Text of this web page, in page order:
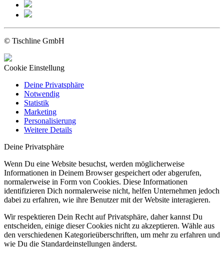
© Tischline GmbH
Cookie Einstellung
Deine Privatsphäre
Notwendig
Statistik
Marketing
Personalisierung
Weitere Details
Deine Privatsphäre
Wenn Du eine Website besuchst, werden möglicherweise
Informationen in Deinem Browser gespeichert oder abgerufen,
normalerweise in Form von Cookies. Diese Informationen
identifizieren Dich normalerweise nicht, helfen Unternehmen jedoch
dabei zu erfahren, wie ihre Benutzer mit der Website interagieren.
Wir respektieren Dein Recht auf Privatsphäre, daher kannst Du
entscheiden, einige dieser Cookies nicht zu akzeptieren. Wähle aus
den verschiedenen Kategorieüberschriften, um mehr zu erfahren und
wie Du die Standardeinstellungen änderst.